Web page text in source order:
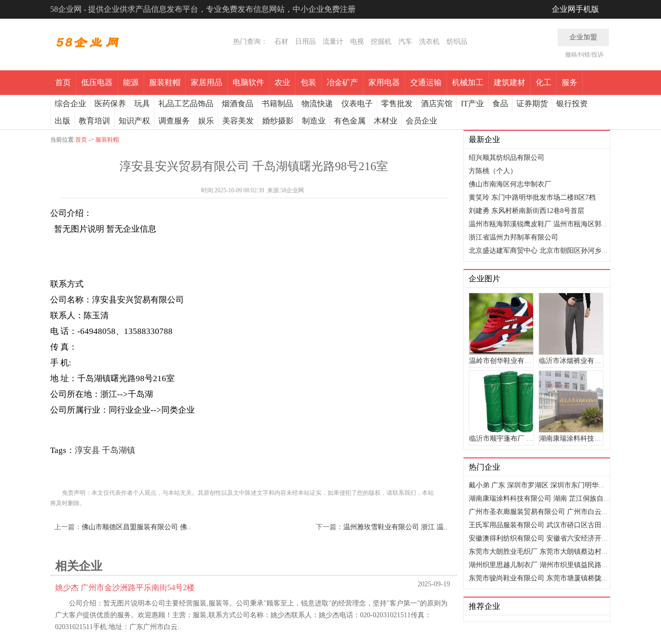
58企业网 - 提供企业供求产品信息发布平台，专业免费发布信息网站，中小企业免费注册 企业网手机版
企业加盟
撤稿/纠错/投诉
热门查询： 石材 日用品 流量计 电视 挖掘机 汽车 洗衣机 纺织品
首页 低压电器 能源 服装鞋帽 家居用品 电脑软件 农业 包装 冶金矿产 家用电器 交通运输 机械加工 建筑建材 化工 服务
综合企业 医药保养 玩具 礼品工艺品饰品 烟酒食品 书籍制品 物流快递 仪表电子 零售批发 酒店宾馆 IT产业 食品 证券期货 银行投资
出版 教育培训 知识产权 调查服务 娱乐 美容美发 婚纱摄影 制造业 有色金属 木材业 会员企业
当前位置:首页 -> 服装鞋帽
淳安县安兴贸易有限公司 千岛湖镇曙光路98号216室
时间:2025-10-09 08:02:39 来源:58企业网
公司介绍：
暂无图片说明 暂无企业信息
联系方式
公司名称： 淳安县安兴贸易有限公司
联系人：陈玉清
电 话：-64948058、13588330788
传 真：
手 机:
地 址：千岛湖镇曙光路98号216室
公司所在地：浙江-->千岛湖
公司所属行业：同行业企业-->同类企业
Tags： 淳安县 千岛湖镇
免责声明：本文仅代表作者个人观点，与本站无关。其原创性以及文中陈述文字和内容未经本站证实，如果侵犯了您的版权，请联系我们，本站
将及时删除。
上一篇： 佛山市顺德区昌盟服装有限公司 佛.. 下一篇： 温州雅玫雪鞋业有限公司 浙江 温..
相关企业
2025-09-19
姚少杰 广州市金沙洲路平乐南街54号2楼
公司介绍：暂无图片说明本公司主要经营服装,服装等。公司秉承"顾客至上，锐意进取"的经营理念，坚持"客户第一"的原则为
广大客户提供优质的服务。欢迎惠顾！主营：服装;联系方式公司名称：姚少杰联系人：姚少杰电话：020-02031021511传真：
02031021511手机:地址：广东广州市白云..
最新企业
绍兴顺其纺织品有限公司
方陈桃（个人）
佛山市南海区何志华制衣厂
黄笑玲 东门中路明华批发市场二楼B区7档
刘建勇 东风村桥南新街西12巷8号首层
温州市瓯海郭溪锐鹰皮鞋厂 温州市瓯海区郭溪镇任桥村燎原东路..
浙江省温州力邦制革有限公司
北京盛达建军商贸中心 北京市朝阳区孙河乡西甸村175号
企业图片
温岭市创华鞋业有限公司 温岭市温峤镇上墩村新村部2号路东边 临沂市冰烟裤业有限公司 临沂市兰山区北园路与沂蒙路交汇处南..
临沂市顺宇蓬布厂 山东 临沂市 临沂市新城工业园 湖南康瑞涂料科技有限公司 湖南 芷江侗族自治县 生态工业园区
热门企业
戴小弟 广东 深圳市罗湖区 深圳市东门明华广场白马批发市场一..
湖南康瑞涂料科技有限公司 湖南 芷江侗族自治县 生态工业园区
广州市圣衣廊服装贸易有限公司 广州市白云区石槎路长盛国际A..
王氏军用品服装有限公司 武汉市硚口区古田一路雅琦服装城
安徽澳得利纺织有限公司 安徽省六安经济开发区迎宾大道与寿春..
东莞市大朗胜业毛织厂 东莞市大朗镇蔡边村地塘头二区196号
湖州织里思越儿制衣厂 湖州市织里镇益民路50号
东莞市骏尚鞋业有限公司 东莞市塘厦镇桥陇河东路沙布工业区29..
推荐企业